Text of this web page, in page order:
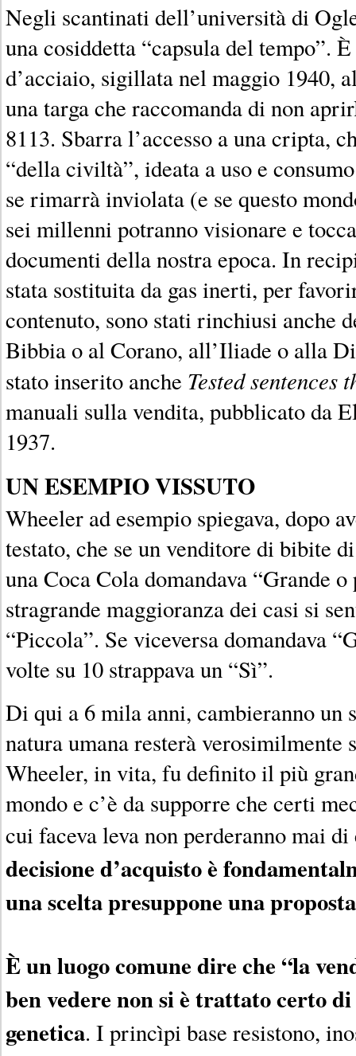
Negli scantinati dell’università di
una cosiddetta “capsula del tempo”.
d’acciaio, sigillata nel maggio 1940,
una targa che raccomanda di non
8113. Sbarra l’accesso a una cripta,
“della civiltà”, ideata a uso e
se rimarrà inviolata (e se questo
sei millenni potranno visionare e
documenti della nostra epoca. In
stata sostituita da gas inerti, per
contenuto, sono stati rinchiusi anche
Bibbia o al Corano, all’Iliade o alla
stato inserito anche Tested sentences
manuali sulla vendita, pubblicato da
1937.
UN ESEMPIO VISSUTO
Wheeler ad esempio spiegava, dopo
testato, che se un venditore di bibite
una Coca Cola domandava “Grande
stragrande maggioranza dei casi si
“Piccola”. Se viceversa domandava
volte su 10 strappava un “Sì”.
Di qui a 6 mila anni, cambieranno un
natura umana resterà verosimilmente
Wheeler, in vita, fu definito il più
mondo e c’è da supporre che certi
cui faceva leva non perderanno mai
decisione d’acquisto è
una scelta presuppone una proposta
È un luogo comune dire che “la
ben vedere non si è trattato certo
genetica. I princìpi base resistono,